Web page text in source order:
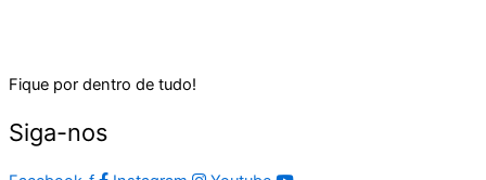
Fique por dentro de tudo!
Siga-nos